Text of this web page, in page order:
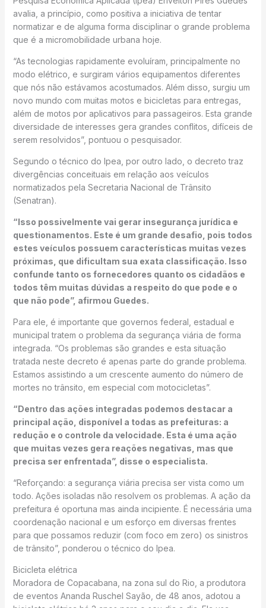
avalia, a princípio, como positiva a iniciativa de tentar
normatizar e de alguma forma disciplinar o grande problema
que é a micromobilidade urbana hoje.
“As tecnologias rapidamente evoluíram, principalmente no
modo elétrico, e surgiram vários equipamentos diferentes
que nós não estávamos acostumados. Além disso, surgiu um
novo mundo com muitas motos e bicicletas para entregas,
além de motos por aplicativos para passageiros. Esta grande
diversidade de interesses gera grandes conflitos, difíceis de
serem resolvidos”, pontuou o pesquisador.
Segundo o técnico do Ipea, por outro lado, o decreto traz
divergências conceituais em relação aos veículos
normatizados pela Secretaria Nacional de Trânsito
(Senatran).
“Isso possivelmente vai gerar insegurança jurídica e
questionamentos. Este é um grande desafio, pois todos
estes veículos possuem características muitas vezes
próximas, que dificultam sua exata classificação. Isso
confunde tanto os fornecedores quanto os cidadãos e
todos têm muitas dúvidas a respeito do que pode e o
que não pode”, afirmou Guedes.
Para ele, é importante que governos federal, estadual e
municipal tratem o problema da segurança viária de forma
integrada. “Os problemas são grandes e esta situação
tratada neste decreto é apenas parte do grande problema.
Estamos assistindo a um crescente aumento do número de
mortes no trânsito, em especial com motocicletas”.
“Dentro das ações integradas podemos destacar a
principal ação, disponível a todas as prefeituras: a
redução e o controle da velocidade. Esta é uma ação
que muitas vezes gera reações negativas, mas que
precisa ser enfrentada”, disse o especialista.
“Reforçando: a segurança viária precisa ser vista como um
todo. Ações isoladas não resolvem os problemas. A ação da
prefeitura é oportuna mas ainda incipiente. É necessária uma
coordenação nacional e um esforço em diversas frentes
para que possamos reduzir (com foco em zero) os sinistros
de trânsito”, ponderou o técnico do Ipea.
Bicicleta elétrica
Moradora de Copacabana, na zona sul do Rio, a produtora
de eventos Ananda Ruschel Sayão, de 48 anos, adotou a